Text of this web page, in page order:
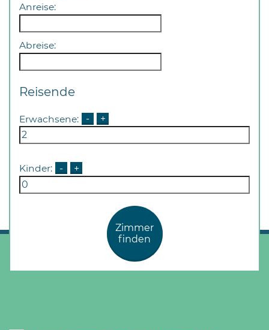
Anreise:
Abreise:
Reisende
Erwachsene: - +
Kinder: - +
Zimmer
finden